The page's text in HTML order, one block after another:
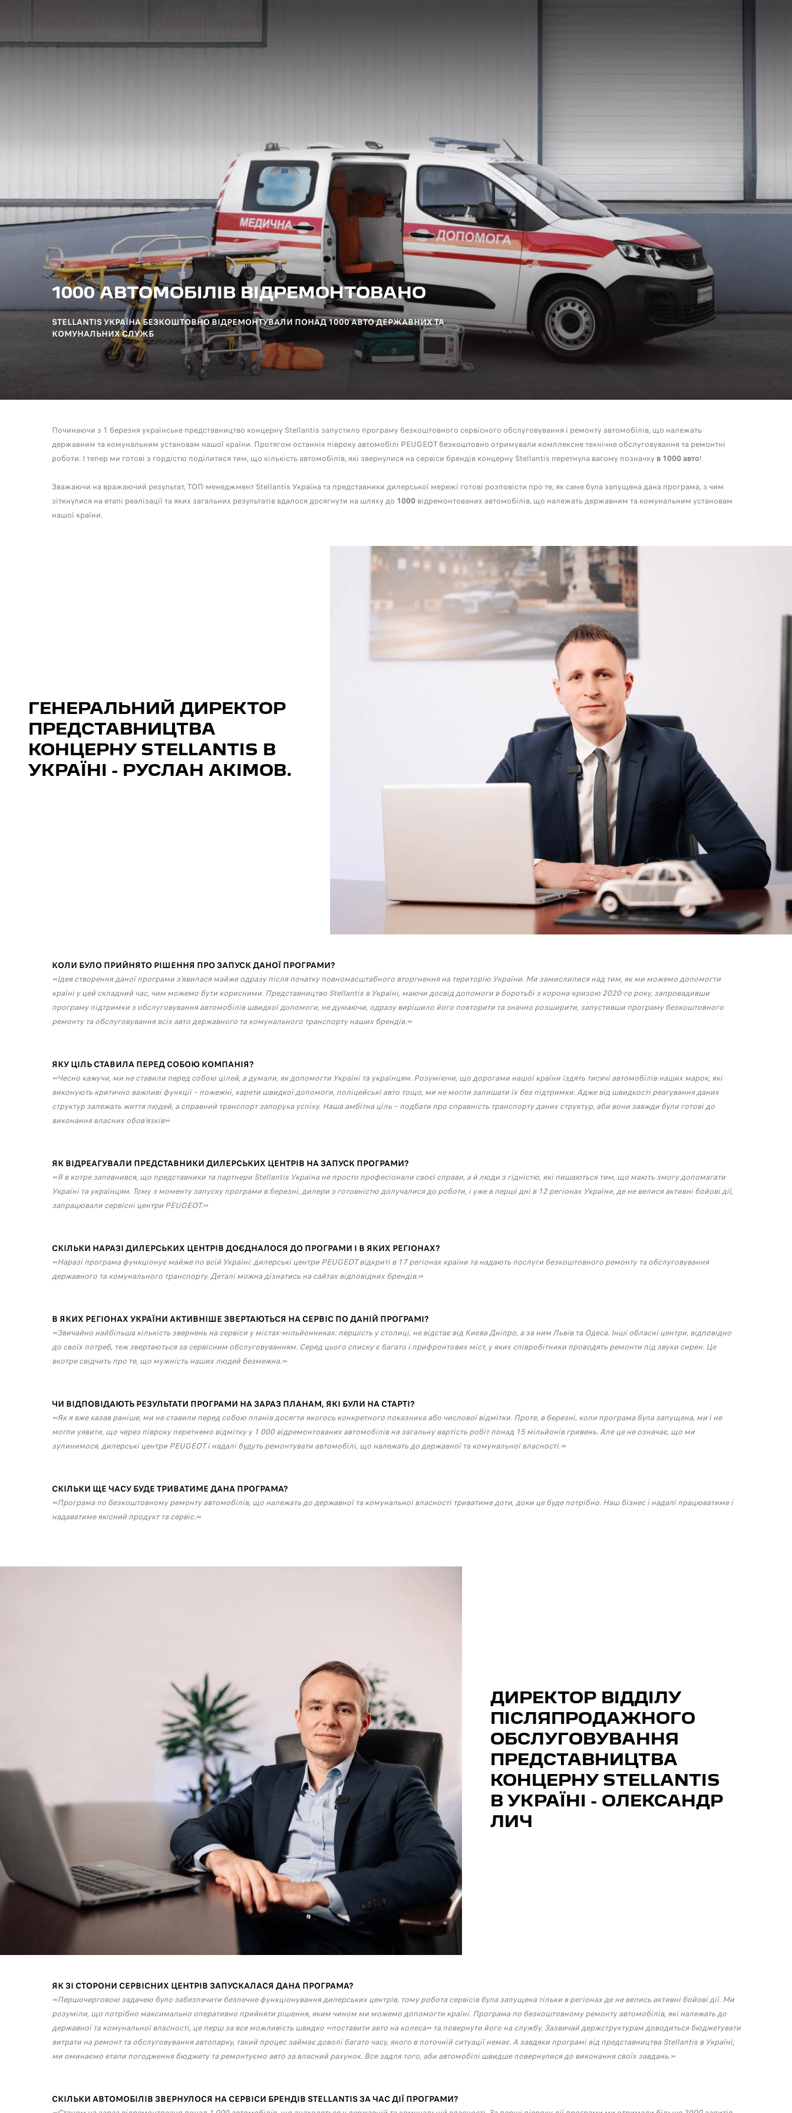
1000 АВТОМОБІЛІВ ВІДРЕМОНТОВАНО
STELLANTIS УКРАЇНА БЕЗКОШТОВНО ВІДРЕМОНТУВАЛИ ПОНАД 1000 АВТО ДЕРЖАВНИХ ТА
КОМУНАЛЬНИХ СЛУЖБ
Починаючи з 1 березня українське представництво концерну Stellantis запустило програму безкоштовного сервісного обслуговування і ремонту автомобілів, що належать
державним та комунальним установам нашої країни. Протягом останніх півроку автомобілі PEUGEOT безкоштовно отримували комплексне технічне обслуговування та ремонтні
роботи. І тепер ми готові з гордістю поділитися тим, що кількість автомобілів, які звернулися на сервіси брендів концерну Stellantis перетнула вагому позначку в 1000 авто!
Зважаючи на вражаючий результат, ТОП-менеджмент Stellantis Україна та представники дилерської мережі готові розповісти про те, як саме була запущена дана програма, з чим
зіткнулися на етапі реалізації та яких загальних результатів вдалося досягнути на шляху до 1000відремонтованих автомобілів, що належать державним та комунальним установам
нашої країни.
ГЕНЕРАЛЬНИЙ ДИРЕКТОР
ПРЕДСТАВНИЦТВА
КОНЦЕРНУ STELLANTIS В
УКРАЇНІ - РУСЛАН АКІМОВ.
КОЛИ БУЛО ПРИЙНЯТО РІШЕННЯ ПРО ЗАПУСК ДАНОЇ ПРОГРАМИ?
«Ідея створення даної програми з’явилася майже одразу після початку повномасштабного вторгнення на територію України. Ми замислилися над тим, як ми можемо допомогти
країні у цей складний час, чим можемо бути корисними. Представництво Stellantis в Україні, маючи досвід допомоги в боротьбі з корона-кризою 2020-го року, запровадивши
програму підтримки з обслуговування автомобілів швидкої допомоги, не думаючи, одразу вирішило його повторити та значно розширити, запустивши програму безкоштовного
ремонту та обслуговування всіх авто державного та комунального транспорту наших брендів.»
ЯКУ ЦІЛЬ СТАВИЛА ПЕРЕД СОБОЮ КОМПАНІЯ?
«Чесно кажучи, ми не ставили перед собою цілей, а думали, як допомогти Україні та українцям. Розуміючи, що дорогами нашої країни їздять тисячі автомобілів наших марок, які
виконують критично важливі функції – пожежні, карети швидкої допомоги, поліцейські авто тощо, ми не могли залишати їх без підтримки. Адже від швидкості реагування даних
структур залежать життя людей, а справний транспорт запорука успіху. Наша амбітна ціль – подбати про справність транспорту даних структур, аби вони завжди були готові до
виконання власних обов’язків»
ЯК ВІДРЕАГУВАЛИ ПРЕДСТАВНИКИ ДИЛЕРСЬКИХ ЦЕНТРІВ НА ЗАПУСК ПРОГРАМИ?
«Я в котре запевнився, що представники та партнери Stellantis Україна не просто професіонали своєї справи, а й люди з гідністю, які пишаються тим, що мають змогу допомагати
Україні та українцям. Тому з моменту запуску програми в березні, дилери з готовністю долучалися до роботи, і уже в перші дні в 12 регіонах України, де не велися активні бойові дії,
запрацювали сервісні центри PEUGEOT.»
СКІЛЬКИ НАРАЗІ ДИЛЕРСЬКИХ ЦЕНТРІВ ДОЄДНАЛОСЯ ДО ПРОГРАМИ І В ЯКИХ РЕГІОНАХ?
«Наразі програма функціонує майже по всій Україні: дилерські центри PEUGEOT відкриті в 17 регіонах країни та надають послуги безкоштовного ремонту та обслуговування
державного та комунального транспорту. Деталі можна дізнатись на сайтах відповідних брендів.»
В ЯКИХ РЕГІОНАХ УКРАЇНИ АКТИВНІШЕ ЗВЕРТАЮТЬСЯ НА СЕРВІС ПО ДАНІЙ ПРОГРАМІ?
«Звичайно найбільша кількість звернень на сервіси у містах-мільйонниках: першість у столиці, не відстає від Києва Дніпро, а за ним Львів та Одеса. Інші обласні центри, відповідно
до своїх потреб, теж звертаються за сервісним обслуговуванням. Серед цього списку є багато і прифронтових міст, у яких співробітники проводять ремонти під звуки сирен. Це
вкотре свідчить про те, що мужність наших людей безмежна.»
ЧИ ВІДПОВІДАЮТЬ РЕЗУЛЬТАТИ ПРОГРАМИ НА ЗАРАЗ ПЛАНАМ, ЯКІ БУЛИ НА СТАРТІ?
«Як я вже казав раніше, ми не ставили перед собою планів досягти якогось конкретного показника або числової відмітки. Проте, в березні, коли програма була запущена, ми і не
могли уявити, що через півроку перетнемо відмітку у 1 000 відремонтованих автомобілів на загальну вартість робіт понад 15 мільйонів гривень. Але це не означає, що ми
зупинимося, дилерські центри PEUGEOT і надалі будуть ремонтувати автомобілі, що належать до державної та комунальної власності.»
СКІЛЬКИ ЩЕ ЧАСУ БУДЕ ТРИВАТИМЕ ДАНА ПРОГРАМА?
«Програма по безкоштовному ремонту автомобілів, що належать до державної та комунальної власності триватиме доти, доки це буде потрібно. Наш бізнес і надалі працюватиме і
надаватиме якісний продукт та сервіс.»
ДИРЕКТОР ВІДДІЛУ
ПІСЛЯПРОДАЖНОГО
ОБСЛУГОВУВАННЯ
ПРЕДСТАВНИЦТВА
КОНЦЕРНУ STELLANTIS
В УКРАЇНІ - ОЛЕКСАНДР
ЛИЧ
ЯК ЗІ СТОРОНИ СЕРВІСНИХ ЦЕНТРІВ ЗАПУСКАЛАСЯ ДАНА ПРОГРАМА?
«Першочерговою задачею було забезпечити безпечне функціонування дилерських центрів, тому робота сервісів була запущена тільки в регіонах де не велись активні бойові дії. Ми
розуміли, що потрібно максимально оперативно прийняти рішення, яким чином ми можемо допомогти країні. Програма по безкоштовному ремонту автомобілів, які належать до
державної та комунальної власності, це перш за все можливість швидко «поставити авто на колеса» та повернути його на службу. Зазвичай держструктурам доводиться бюджетувати
витрати на ремонт та обслуговування автопарку, такий процес займає доволі багато часу, якого в поточній ситуації немає. А завдяки програмі від представництва Stellantis в Україні,
ми оминаємо етапи погодження бюджету та ремонтуємо авто за власний рахунок. Все задля того, аби автомобілі швидше повернулися до виконання своїх завдань.»
СКІЛЬКИ АВТОМОБІЛІВ ЗВЕРНУЛОСЯ НА СЕРВІСИ БРЕНДІВ STELLANTIS ЗА ЧАС ДІЇ ПРОГРАМИ?